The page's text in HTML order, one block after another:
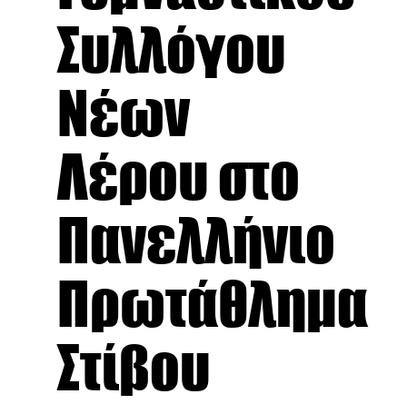
Συλλόγου
Νέων
Λέρου στο
Πανελλήνιο
Πρωτάθλημα
Στίβου